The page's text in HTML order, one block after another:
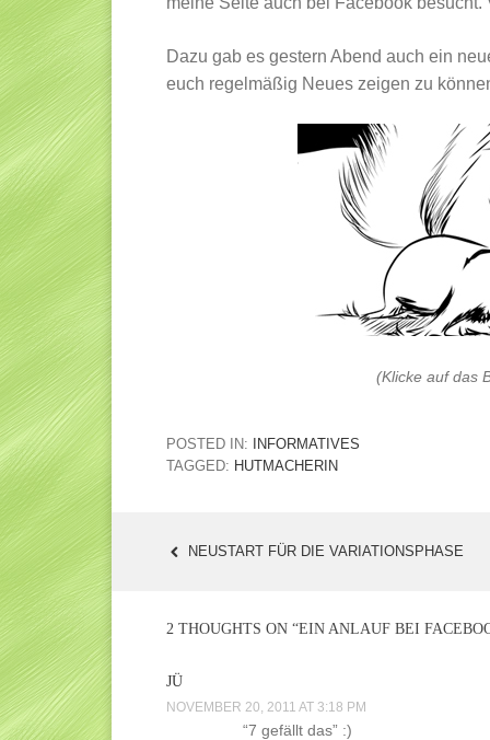
Dazu gab es gestern Abend auch ein
euch regelmäßig Neues zeigen zu
(Klicke auf das
POSTED IN:
INFORMATIVES
TAGGED: HUTMACHERIN
POST
NEUSTART FÜR DIE VARIATIONSPHASE
2 THOUGHTS ON “EIN ANLAUF BEI
JÜ
NOVEMBER 20, 2011 AT 3:18 PM
“7 gefällt das” :)